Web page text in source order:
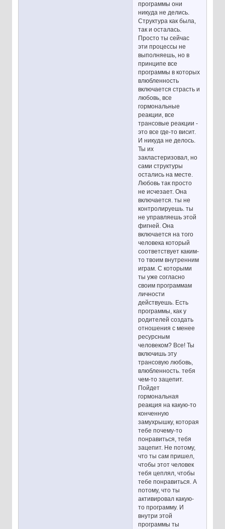
программы они
никуда не делись.
Структура как была,
так и осталась.
Просто ты сейчас
эти процессы не
выполняешь, но в
принципе все
программы в которых
влюбленность
включается страсть и
любовь, все
гормональные
реакции, все
трансовые реакции -
это все где-то висит.
И никуда не делось.
Ты их
закластеризовал, но
сами структуры
остались на месте.
Любовь так просто
не исчезает. Она
включается. ты не
контролируешь. ты
не управляешь этой
фигней. Она
включается на того
человека который
соответствует каким-
то твоим внутренним
играм. С которыми
ты уже согласно
своим программам
личности
действуешь. Есть
программы, как у
родителей создать
отношения с менее
ресурсным
человеком? Все! Ты
включишь эту
трансовую любовь,
влюбленность. тебя
чем-то зацепит.
Пойдет
гормональная
реакция на какую-то
конченную
замухрышку, которая
тебе почему-то
понравиться, тебя
зацепит. Не потому,
что ты сам пришел,
чтобы этот человек
тебя цеплял, чтобы
тебе понравиться. А
потому, что ты
активировал какую-
то программу. И
внутри этой
программы ты